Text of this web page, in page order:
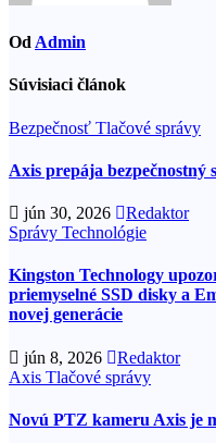
Od Admin
Súvisiaci článok
Bezpečnosť Tlačové správy
Axis prepája bezpečnostný
jún 30, 2026
Redaktor
Správy Technológie
Kingston Technology
priemyselné SSD disky a
novej generácie
jún 8, 2026
Redaktor
Axis Tlačové správy
Novú PTZ kameru Axis je